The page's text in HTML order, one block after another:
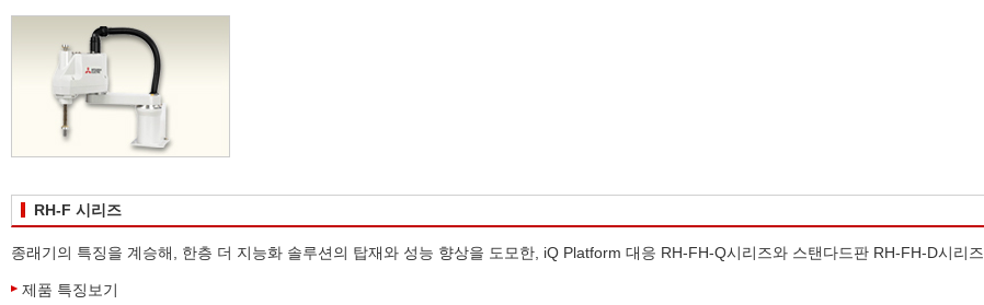
RH-F 시리즈
종래기의 특징을 계승해, 한층 더 지능화 솔루션의 탑재와 성능 향상을 도모한, iQ Platform 대응 RH-FH-Q시리즈와 스탠다드판 RH-FH-D시리즈.
제품 특징보기